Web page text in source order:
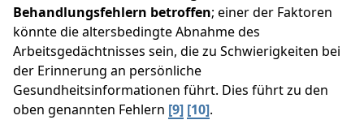
Behandlungsfehlern betroffen; einer der Faktoren
könnte die altersbedingte Abnahme des
Arbeitsgedächtnisses sein, die zu Schwierigkeiten bei
der Erinnerung an persönliche
Gesundheitsinformationen führt. Dies führt zu den
oben genannten Fehlern [9] [10].